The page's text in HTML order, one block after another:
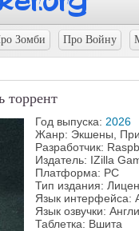
Зомби Про Войну
торрент
Год выпуска: 2026
Жанр: Экшены,
Разработчик:
Издатель: IZilla
Платформа: PC
Тип издания:
Язык интерфейса:
Язык озвучки:
Таблетка: Вшита